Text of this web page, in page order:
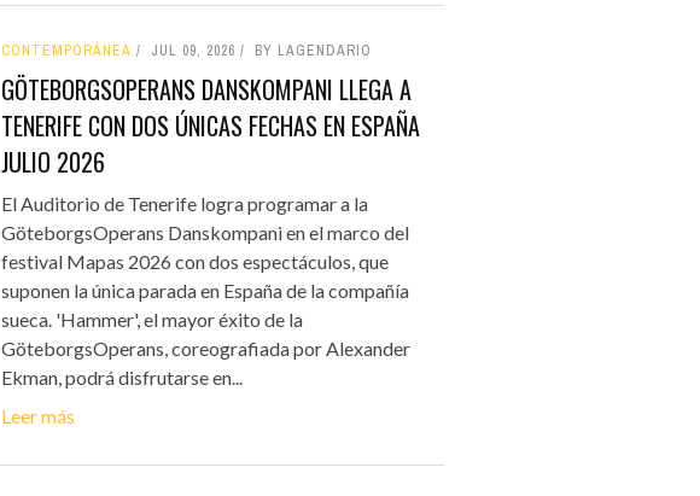
CONTEMPORÁNEA JUL 09, 2026 BY LAGENDARIO
GÖTEBORGSOPERANS DANSKOMPANI LLEGA A
TENERIFE CON DOS ÚNICAS FECHAS EN ESPAÑA
JULIO 2026
El Auditorio de Tenerife logra programar a la
GöteborgsOperans Danskompani en el marco del
festival Mapas 2026 con dos espectáculos, que
suponen la única parada en España de la compañía
sueca. 'Hammer', el mayor éxito de la
GöteborgsOperans, coreografiada por Alexander
Ekman, podrá disfrutarse en...
Leer más